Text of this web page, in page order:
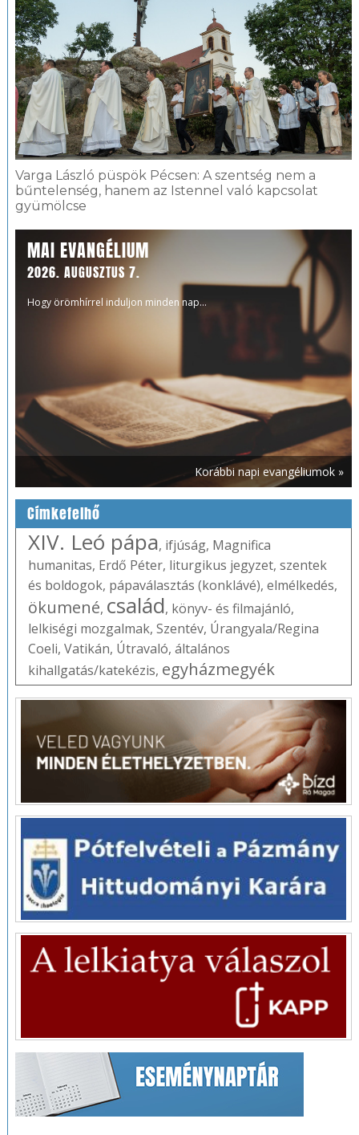
Varga László püspök Pécsen: A szentség nem a
bűntelenség, hanem az Istennel való kapcsolat
gyümölcse
MAI EVANGÉLIUM
2026. AUGUSZTUS 7.
Hogy örömhírrel induljon minden nap...
Korábbi napi evangéliumok »
Címkefelhő
XIV. Leó pápa, ifjúság, Magnifica
humanitas, Erdő Péter, liturgikus jegyzet, szentek
és boldogok, pápaválasztás (konklávé), elmélkedés,
ökumené, család, könyv- és filmajánló,
lelkiségi mozgalmak, Szentév, Úrangyala/Regina
Coeli, Vatikán, Útravaló, általános
kihallgatás/katekézis, egyházmegyék